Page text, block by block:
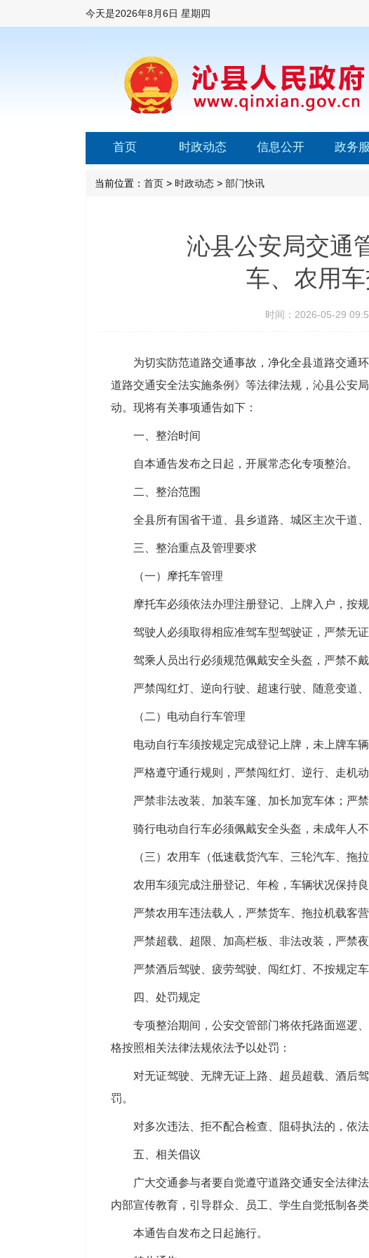
今天是2026年8月6日 星期四
首页 时政动态 信息公开 政务
当前位置： 首页 > 时政动态 > 部门快讯
沁县公安局交通
车、农用
时间：2026-05-29
为切实防范道路交通事故，净化全县道路交通
道路交通安全法实施条例》等法律法规，沁县公安
动。现将有关事项通告如下：
一、整治时间
自本通告发布之日起，开展常态化专项整治。
二、整治范围
全县所有国省干道、县乡道路、城区主次干道
三、整治重点及管理要求
（一）摩托车管理
摩托车必须依法办理注册登记、上牌入户，按
驾驶人必须取得相应准驾车型驾驶证，严禁无证
驾乘人员出行必须规范佩戴安全头盔，严禁不
严禁闯红灯、逆向行驶、超速行驶、随意变道
（二）电动自行车管理
电动自行车须按规定完成登记上牌，未上牌车辆
严格遵守通行规则，严禁闯红灯、逆行、走机
严禁非法改装、加装车篷、加长加宽车体；严禁
骑行电动自行车必须佩戴安全头盔，未成年人
（三）农用车（低速载货汽车、三轮汽车、拖
农用车须完成注册登记、年检，车辆状况保持
严禁农用车违法载人，严禁货车、拖拉机载客
严禁超载、超限、加高栏板、非法改装，严禁
严禁酒后驾驶、疲劳驾驶、闯红灯、不按规定
四、处罚规定
专项整治期间，公安交管部门将依托路面巡逻
格按照相关法律法规依法予以处罚：
对无证驾驶、无牌无证上路、超员超载、酒后
罚。
对多次违法、拒不配合检查、阻碍执法的，依
五、相关倡议
广大交通参与者要自觉遵守道路交通安全法律
内部宣传教育，引导群众、员工、学生自觉抵制各
本通告自发布之日起施行。